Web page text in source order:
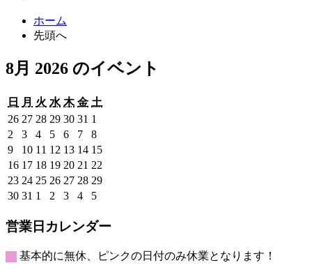
ホーム
先頭へ
8月 2026 のイベント
日
日
曜
日
月 月
曜
日
火 火
曜
日
水 水
曜
日
木木
曜
日
金金
曜
日
土
262026
年
7
月
26
日
272026
年
7
月
27
日
282026
年
7
月
28
日
292026
年
7
月
29
日
302026
年
7
月
30
日
31 2026
年
7
月
31
日
1
8
月
1
日
2 2026
年
8
月
2
日
32026
年
8
月
3
日
42026
年
8
月
4
日
52026
年
8
月
5
日
62026
年
8
月
6
日
72026
年
8
月
7
日
82026
年
8
月
8
日
92026
年
8
月
9
日
102026
年
8
月
10
11 2026
年
8
月
11
12 2026
年
8
月
12
132026
年
8
月
13
142026
年
8
月
14
152026
8
162026
年
8
16
日
172026
年
8
17
日
182026
年
8
18
日
192026
年
8
19
日
202026
年
20
日
21 2026
年
8
21
日
22
年
232026
年
月
23
日
242026
年
月
24
日
252026
年
月
25
262026
年
月
26
272026
年
月
27
282026
年
月
28
292026
302026
8
月
30
日
31 2026
8
月
31
日
1
2026
9
月
1
日
2 2026
9
月
2
日
32026
9
月
3
日
42026
9
月
4
日
52026
9
5
日
営業日カレンダー
基本的に無休、ピンクの日付のみ休業となります！